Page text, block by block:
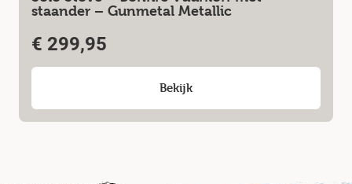
staander – Gunmetal Metallic
€ 299,95
Bekijk